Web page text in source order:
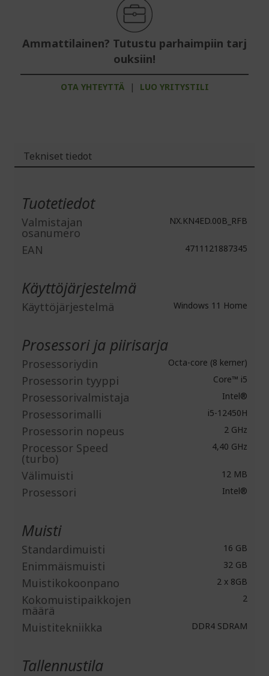
Ammattilainen? Tutustu parhaimpiin tarj
ouksiin!
OTA YHTEYTTÄ | LUO YRITYSTILI
Tekniset tiedot
Tuotetiedot
Valmistajan
osanumero
NX.KN4ED.00B_RFB
EAN 4711121887345
Käyttöjärjestelmä
Käyttöjärjestelmä Windows 11 Home
Prosessori ja piirisarja
Prosessoriydin Octa-core (8 kerner)
Prosessorin tyyppi Core™ i5
Prosessorivalmistaja Intel®
Prosessorimalli i5-12450H
Prosessorin nopeus 2 GHz
Processor Speed
(turbo)
4,40 GHz
Välimuisti 12 MB
Prosessori Intel®
Muisti
Standardimuisti 16 GB
Enimmäismuisti 32 GB
Muistikokoonpano 2 x 8GB
Kokomuistipaikkojen
määrä
2
Muistitekniikka DDR4 SDRAM
Tallennustila